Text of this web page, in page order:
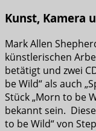
Kunst, Kamera
Mark Allen
künstlerischen
betätigt und zwei
be Wild“ als auch
Stück „Morn to be
bekannt sein.
to be Wild“ von